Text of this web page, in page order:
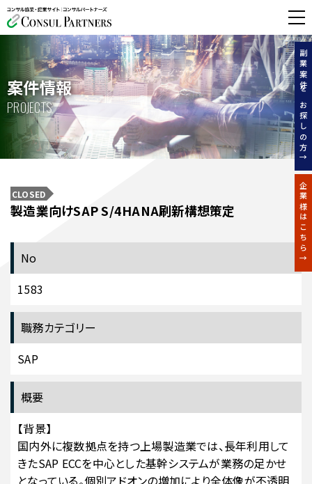
無料相談する
副業案件をお探しの方↑
企業様はこちら↑
案件情報
PROJECTS
CLOSED
製造業向けSAP S/4HANA刷新構想策定
No
1583
職務カテゴリー
SAP
概要
【背景】
国内外に複数拠点を持つ上場製造業では、長年利用して
きたSAP ECCを中心とした基幹システムが業務の足かせ
となっている。個別アドオンの増加により全体像が不透明